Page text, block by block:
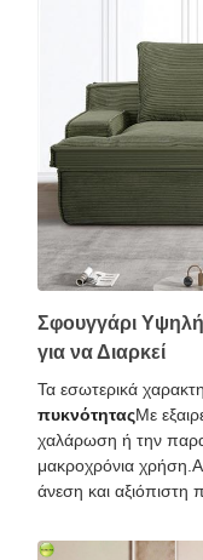
Σφουγγάρι
για να Διαρκεί
Τα εσωτερικά
πυκνότηταςΜε
χαλάρωση ή την
μακροχρόνια
άνεση και αξιόπιστη